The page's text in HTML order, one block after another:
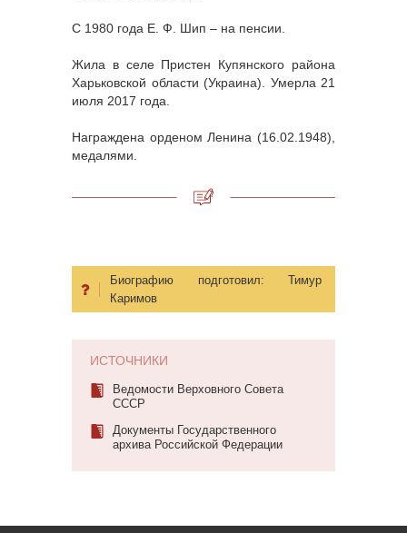
С 1980 года Е. Ф. Шип – на пенсии.
Жила в селе Пристен Купянского района
Харьковской области (Украина). Умерла 21
июля 2017 года.
Награждена орденом Ленина (16.02.1948),
медалями.
Биографию подготовил: Тимур
Каримов
ИСТОЧНИКИ
Ведомости Верховного Совета
СССР
Документы Государственного
архива Российской Федерации